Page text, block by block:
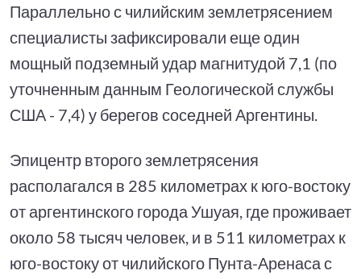
Параллельно с чилийским землетрясением
специалисты зафиксировали еще один
мощный подземный удар магнитудой 7,1 (по
уточненным данным Геологической службы
США - 7,4) у берегов соседней Аргентины.
Эпицентр второго землетрясения
располагался в 285 километрах к юго-востоку
от аргентинского города Ушуая, где проживает
около 58 тысяч человек, и в 511 километрах к
юго-востоку от чилийского Пунта-Аренаса с